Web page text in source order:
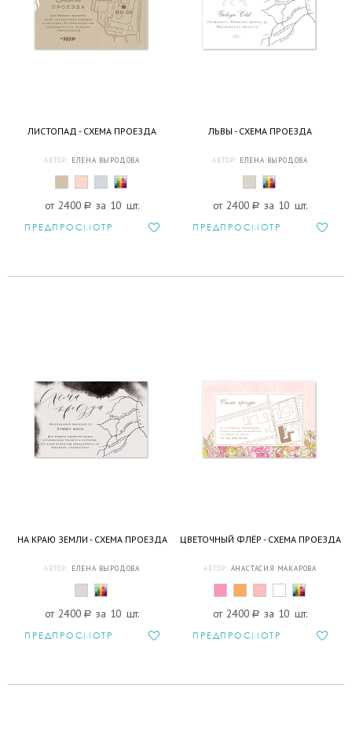
ЛИСТОПАД - СХЕМА ПРОЕЗДА
АВТОР: ЕЛЕНА ВЫРОДОВА
от 2400 a за 10 шт.
ПРЕДПРОСМОТР
ЛЬВЫ - СХЕМА ПРОЕЗДА
АВТОР: ЕЛЕНА ВЫРОДОВА
от 2400 a за 10 шт.
ПРЕДПРОСМОТР
НА КРАЮ ЗЕМЛИ - СХЕМА ПРОЕЗДА
АВТОР: ЕЛЕНА ВЫРОДОВА
от 2400 a за 10 шт.
ПРЕДПРОСМОТР
ЦВЕТОЧНЫЙ ФЛЁР - СХЕМА ПРОЕЗДА
АВТОР: АНАСТАСИЯ МАКАРОВА
от 2400 a за 10 шт.
ПРЕДПРОСМОТР